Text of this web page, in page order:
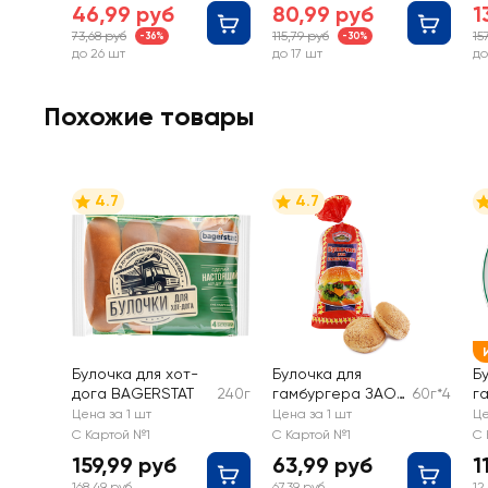
46,99 руб
73,68 руб -36%
до 26 шт
80,99 руб
115,79 руб -30%
до 17 шт
Похожие товары
4.7
Булочка для хот-
дога BAGERSTAT
240г
Цена за 1 шт
С Картой №1
159,99 руб
4.7
Булочка для
гамбургера ЗАО
ЩЕЛКОВОХЛЕБ,
4x60г
60г*4
Цена за 1 шт
С Картой №1
63,99 руб
С